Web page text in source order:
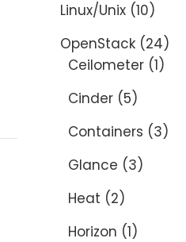
Linux/Unix (10)
OpenStack (24)
Ceilometer (1)
Cinder (5)
Containers (3)
Glance (3)
Heat (2)
Horizon (1)